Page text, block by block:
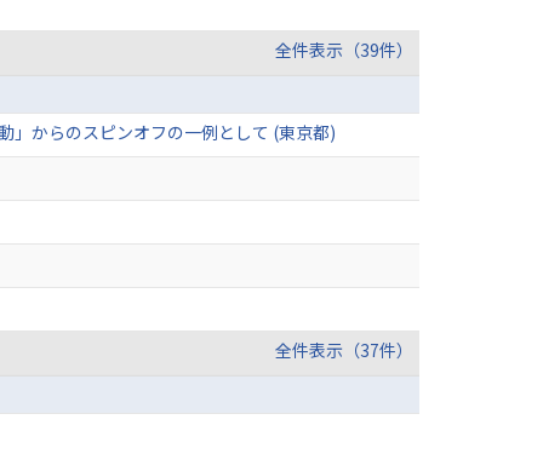
全件表示（39件）
からのスピンオフの一例として (東京都)
全件表示（37件）